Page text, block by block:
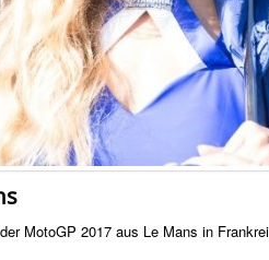
MotoGP 2017 aus Le Mans in